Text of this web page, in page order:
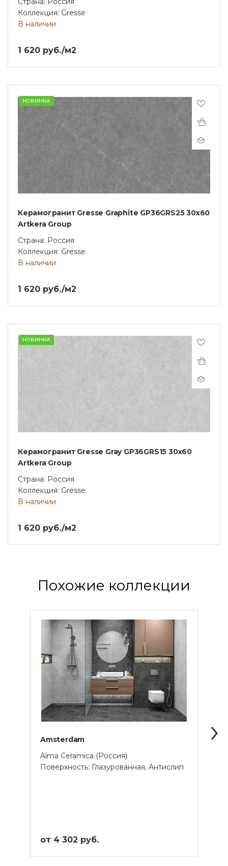
Коллекция: Gresse
В наличии
1 620 руб./м2
НОВИНКА
Керамогранит Gresse Graphite GP36GRS25 30х60
Artkera Group
Страна: Россия
Коллекция: Gresse
В наличии
1 620 руб./м2
НОВИНКА
Керамогранит Gresse Gray GP36GRS15 30х60
Artkera Group
Страна: Россия
Коллекция: Gresse
В наличии
1 620 руб./м2
Похожие коллекции
Amsterdam
Alma Ceramica (Россия)
Поверхность: Глазурованная, Антислип
от 4 302 руб.
Altai